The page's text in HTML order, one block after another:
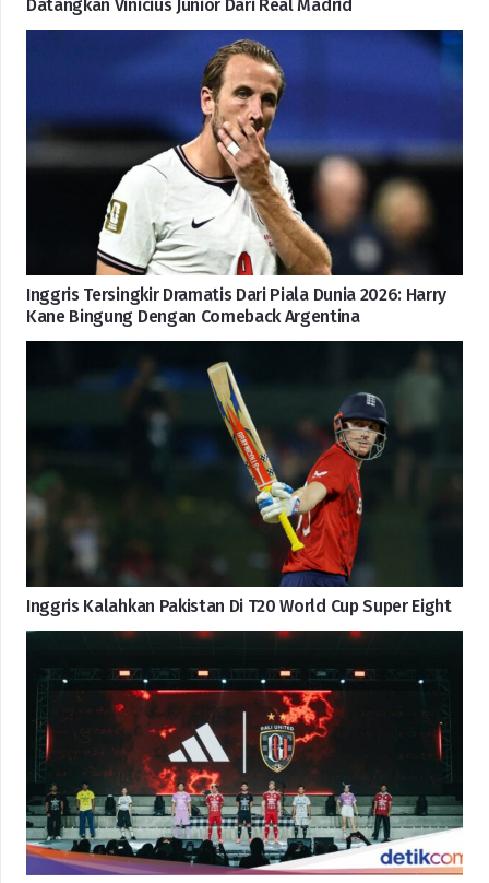
Datangkan Vinicius Junior Dari Real Madrid
Inggris Tersingkir Dramatis Dari Piala Dunia 2026: Harry
Kane Bingung Dengan Comeback Argentina
Inggris Kalahkan Pakistan Di T20 World Cup Super Eight